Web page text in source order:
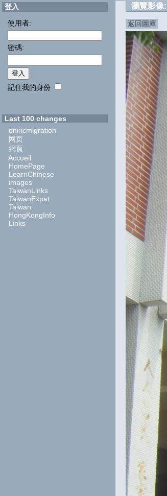
登入
使用者:
密碼:
記住我的身份
Last 100 changes
oniricmigration
网页
網頁
Accueil
HomePage
LearnChinese
images
TaiwanLinks
TaiwanExpat
Taiwan
HongKongInfo
Links
瀏覽影像:
返回圖庫